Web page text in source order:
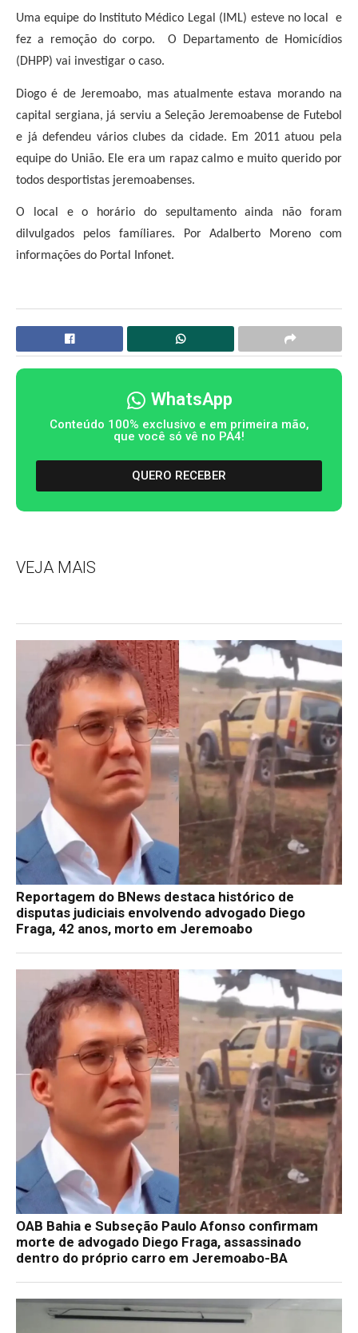
Uma equipe do Instituto Médico Legal (IML) esteve no local e
fez a remoção do corpo. O Departamento de Homicídios
(DHPP) vai investigar o caso.
Diogo é de Jeremoabo, mas atualmente estava morando na
capital sergiana, já serviu a Seleção Jeremoabense de Futebol
e já defendeu vários clubes da cidade. Em 2011 atuou pela
equipe do União. Ele era um rapaz calmo e muito querido por
todos desportistas jeremoabenses.
O local e o horário do sepultamento ainda não foram
dilvulgados pelos famíliares. Por Adalberto Moreno com
informações do Portal Infonet.
WhatsApp
Conteúdo 100% exclusivo e em primeira mão,
que você só vê no PA4!
QUERO RECEBER
VEJA MAIS
Reportagem do BNews destaca histórico de
disputas judiciais envolvendo advogado Diego
Fraga, 42 anos, morto em Jeremoabo
OAB Bahia e Subseção Paulo Afonso confirmam
morte de advogado Diego Fraga, assassinado
dentro do próprio carro em Jeremoabo-BA